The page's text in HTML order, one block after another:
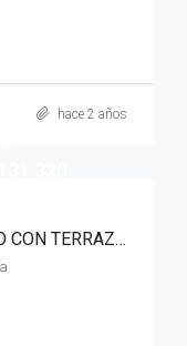
hace 2 años
DEPARTAMENTO 1 DORMITORIO CON TERRAZA EN CORDON EXCELENTE UBICACION